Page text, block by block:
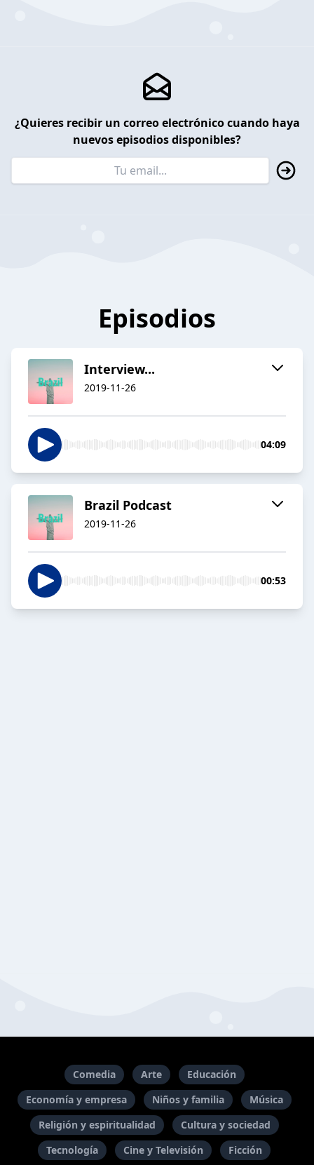
¿Quieres recibir un correo electrónico cuando haya
nuevos episodios disponibles?
Episodios
Interview...
2019-11-26
04:09
Brazil Podcast
2019-11-26
00:53
Comedia Arte
Educación
Economía y empresa
Niños y familia
Música
Religión y espiritualidad
Cultura y sociedad
Tecnología
Cine y Televisión Ficción